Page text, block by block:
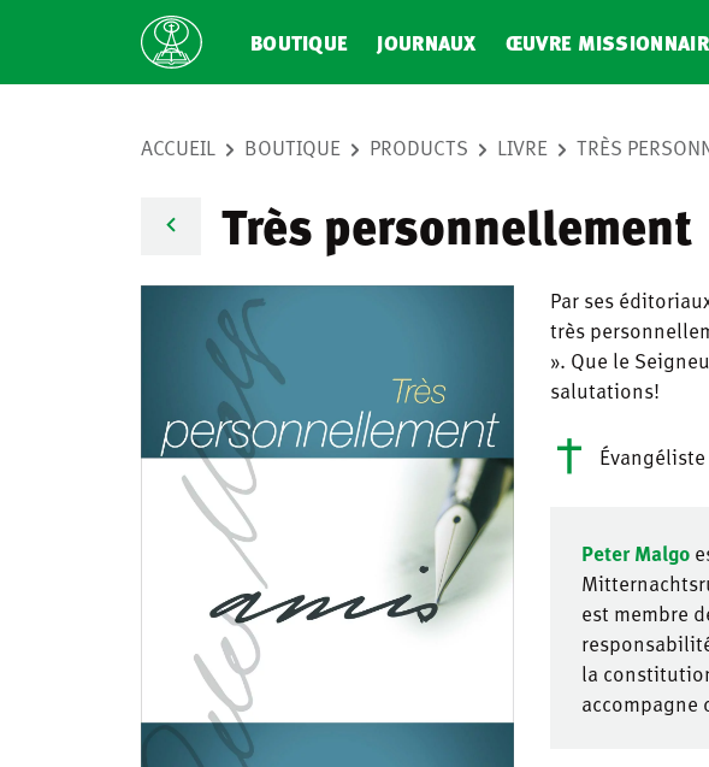
BOUTIQUE JOURNAUX ŒUVRE
ACCUEIL BOUTIQUE PRODUCTS LIVRE TRÈS
Très personnellement
Par ses
très
». Que le
salutations!
Évangéliste
Peter Malgo
est membre
la
accompagne